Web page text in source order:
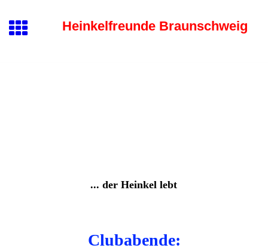
Heinkelfreunde Braunschweig
... der Heinkel lebt
Clubabende: